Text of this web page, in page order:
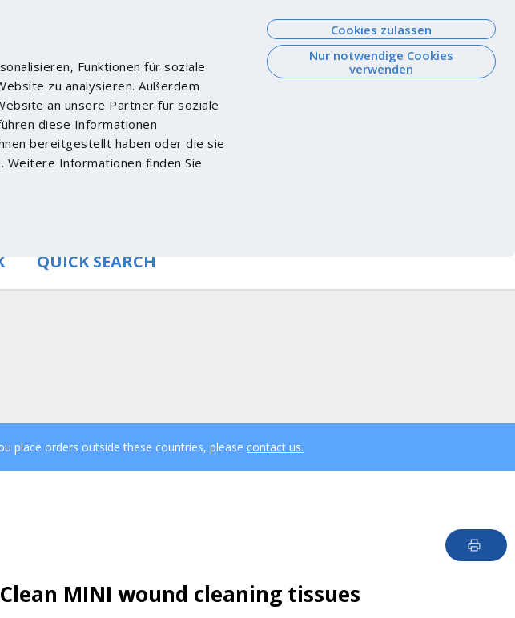
Funktionen für soziale
zu analysieren. Außerdem
an unsere Partner für soziale
diese Informationen
bereitgestellt haben oder die sie
Weitere Informationen finden Sie
Cookies zulassen
Nur notwendige Cookies
verwenden
Product not found?
QUICK SEARCH
place orders outside these countries, please contact us.
MINI wound cleaning tissues